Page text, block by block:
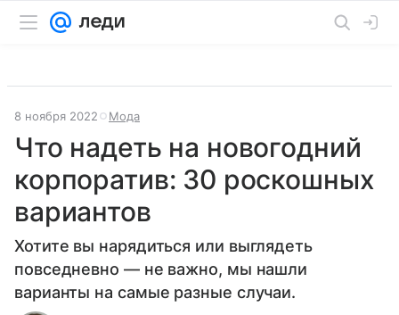
8 ноября 2022 Мода
Что надеть на новогодний
корпоратив: 30 роскошных
вариантов
Хотите вы нарядиться или выглядеть
повседневно — не важно, мы нашли
варианты на самые разные случаи.